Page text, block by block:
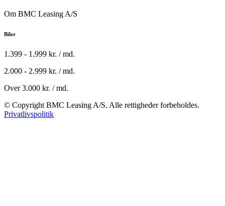
Om BMC Leasing A/S
Biler
1.399 - 1.999 kr. / md.
2.000 - 2.999 kr. / md.
Over 3.000 kr. / md.
© Copyright BMC Leasing A/S. Alle rettigheder forbeholdes.
Privatlivspolitik